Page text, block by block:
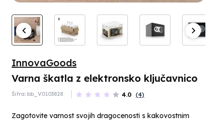
InnovaGoods
Varna škatla z elektronsko ključavnico
Šifra: bb_V0103828 4.0 (4)
Zagotovite varnost svojih dragocenosti s kakovostnim